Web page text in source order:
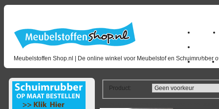
Meubelstoffen Shop.nl | De online winkel voor Meubelstof en Schuimrubber
Home
Outlet
Product: